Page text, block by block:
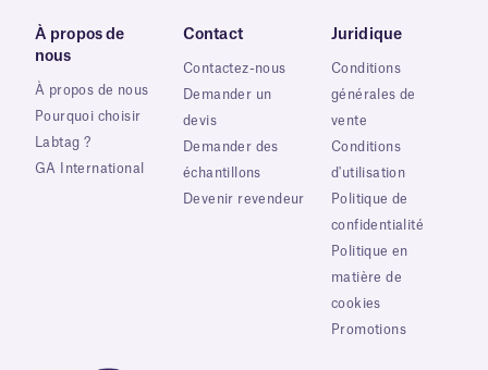
À propos de
nous
À propos de nous
Pourquoi choisir
Labtag ?
GA International
Contact
Contactez-nous
Demander un
devis
Demander des
échantillons
Devenir revendeur
Juridique
Conditions
générales de
vente
Conditions
d'utilisation
Politique de
confidentialité
Politique en
matière de
cookies
Promotions